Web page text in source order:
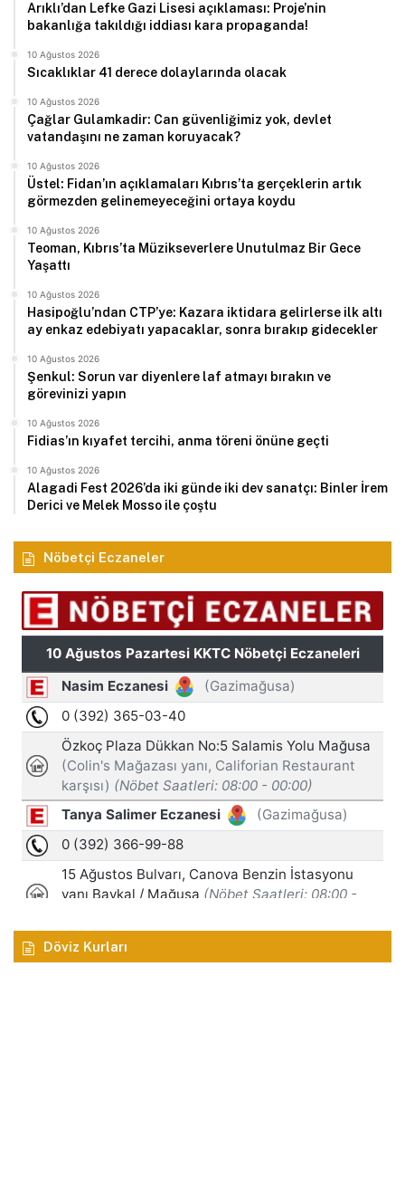
Arıklı’dan Lefke Gazi Lisesi açıklaması: Proje’nin
bakanlığa takıldığı iddiası kara propaganda!
10 Ağustos 2026
Sıcaklıklar 41 derece dolaylarında olacak
10 Ağustos 2026
Çağlar Gulamkadir: Can güvenliğimiz yok, devlet
vatandaşını ne zaman koruyacak?
10 Ağustos 2026
Üstel: Fidan’ın açıklamaları Kıbrıs’ta gerçeklerin artık
görmezden gelinemeyeceğini ortaya koydu
10 Ağustos 2026
Teoman, Kıbrıs’ta Müzikseverlere Unutulmaz Bir Gece
Yaşattı
10 Ağustos 2026
Hasipoğlu’ndan CTP’ye: Kazara iktidara gelirlerse ilk altı
ay enkaz edebiyatı yapacaklar, sonra bırakıp gidecekler
10 Ağustos 2026
Şenkul: Sorun var diyenlere laf atmayı bırakın ve
görevinizi yapın
10 Ağustos 2026
Fidias’ın kıyafet tercihi, anma töreni önüne geçti
10 Ağustos 2026
Alagadi Fest 2026’da iki günde iki dev sanatçı: Binler İrem
Derici ve Melek Mosso ile çoştu
Nöbetçi Eczaneler
Döviz Kurları